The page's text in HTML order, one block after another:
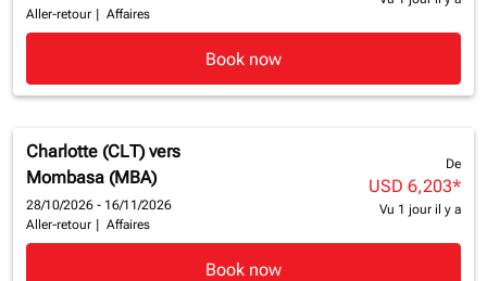
Aller-retour
Affaires
Book now
Charlotte (CLT) vers
Mombasa (MBA)
28/10/2026 - 16/11/2026
Aller-retour
Affaires
De
USD 6,203*
Vu 1 jour il y a
Book now